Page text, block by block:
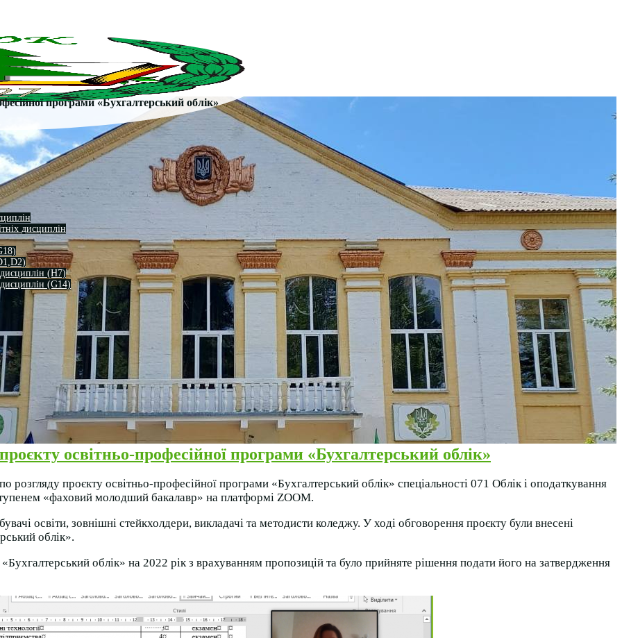
дисциплін
(H7)
(G14)
програми «Бухгалтерський облік»
освітньо-професійної програми «Бухгалтерський облік»
проєкту освітньо-професійної програми «Бухгалтерський облік» спеціальності 071 Облік і оподаткування
«фаховий молодший бакалавр» на платформі ZOOM.
освіти, зовнішні стейкхолдери, викладачі та методисти коледжу. У ході обговорення проєкту були внесені
облік».
облік» на 2022 рік з врахуванням пропозицій та було прийняте рішення подати його на затвердження